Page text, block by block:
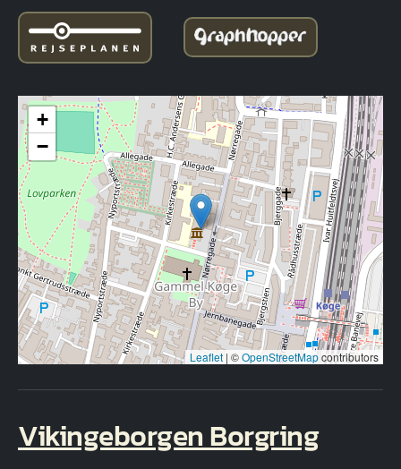
+
−
Leaflet | ©OpenStreetMapcontributors
Vikingeborgen Borgring